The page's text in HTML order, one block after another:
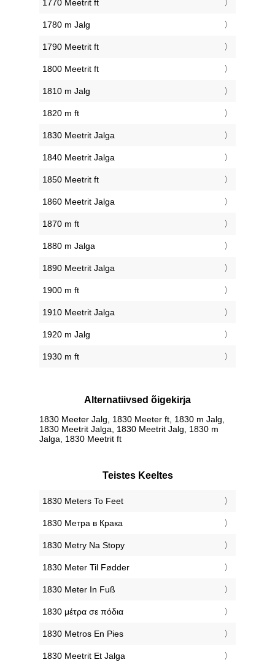
1770 Meetrit ft
1780 m Jalg
1790 Meetrit ft
1800 Meetrit ft
1810 m Jalg
1820 m ft
1830 Meetrit Jalga
1840 Meetrit Jalga
1850 Meetrit ft
1860 Meetrit Jalga
1870 m ft
1880 m Jalga
1890 Meetrit Jalga
1900 m ft
1910 Meetrit Jalga
1920 m Jalg
1930 m ft
Alternatiivsed õigekirja
1830 Meeter Jalg, 1830 Meeter ft, 1830 m Jalg,
1830 Meetrit Jalga, 1830 Meetrit Jalg, 1830 m
Jalga, 1830 Meetrit ft
Teistes Keeltes
‎1830 Meters To Feet
‎1830 Метра в Крака
‎1830 Metry Na Stopy
‎1830 Meter Til Fødder
‎1830 Meter In Fuß
‎1830 μέτρα σε πόδια
‎1830 Metros En Pies
‎1830 Meetrit Et Jalga